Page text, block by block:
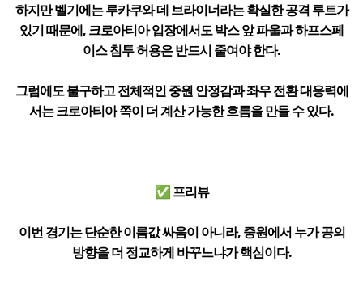
하지만 벨기에는 루카쿠와 데 브라이너라는 확실한 공격 루트가
있기 때문에, 크로아티아 입장에서도 박스 앞 파울과 하프스페
이스 침투 허용은 반드시 줄여야 한다.
그럼에도 불구하고 전체적인 중원 안정감과 좌우 전환 대응력에
서는 크로아티아 쪽이 더 계산 가능한 흐름을 만들 수 있다.
✅ 프리뷰
이번 경기는 단순한 이름값 싸움이 아니라, 중원에서 누가 공의
방향을 더 정교하게 바꾸느냐가 핵심이다.